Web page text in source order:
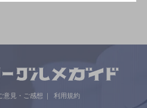
意見・ご感想 利用規約